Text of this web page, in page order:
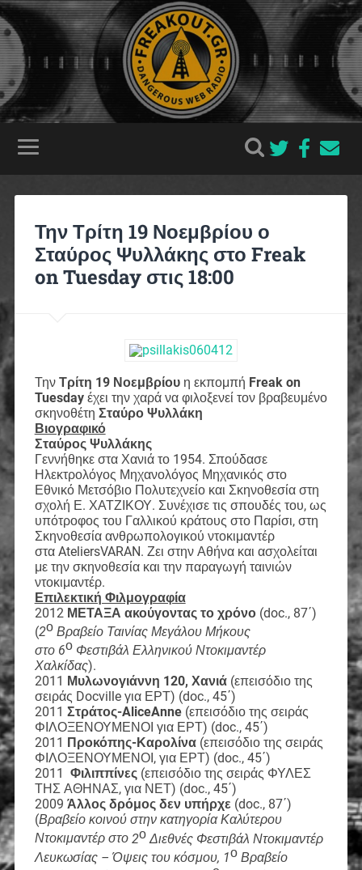
Την Τρίτη 19 Νοεμβρίου ο
Σταύρος Ψυλλάκης στο Freak
on Tuesday στις 18:00
Την Τρίτη 19 Νοεμβρίουη εκπομπή Freak on
Tuesdayέχει την χαρά να φιλοξενεί τον βραβευμένο
σκηνοθέτη Σταύρο Ψυλλάκη
Βιογραφικό
Σταύρος Ψυλλάκης
Γεννήθηκε στα Χανιά το 1954. Σπούδασε
Ηλεκτρολόγος Μηχανολόγος Μηχανικός στο
Εθνικό Μετσόβιο Πολυτεχνείο και Σκηνοθεσία στη
σχολή Ε. ΧΑΤΖΙΚΟΥ. Συνέχισε τις σπουδές του, ως
υπότροφος του Γαλλικού κράτους στο Παρίσι, στη
Σκηνοθεσία ανθρωπολογικού ντοκιμαντέρ
στα AteliersVARAN. Ζει στην Αθήνα και ασχολείται
με την σκηνοθεσία και την παραγωγή ταινιών
ντοκιμαντέρ.
Επιλεκτική Φιλμογραφία
2012 ΜΕΤΑΞΑ ακούγοντας το χρόνο(doc., 87΄)
(2οΒραβείο Ταινίας Μεγάλου Μήκους
στο 6οΦεστιβάλ Ελληνικού Ντοκιμαντέρ
Χαλκίδας).
2011 Μυλωνογιάννη 120, Χανιά(επεισόδιο της
σειράς Docville για ΕΡΤ) (doc., 45΄)
2011 Στράτος-AliceAnne(επεισόδιο της σειράς
ΦΙΛΟΞΕΝΟΥΜΕΝΟΙ για ΕΡΤ) (doc., 45΄)
2011 Προκόπης-Καρολίνα(επεισόδιο της σειράς
ΦΙΛΟΞΕΝΟΥΜΕΝΟΙ, για ΕΡΤ) (doc., 45΄)
2011
Φιλιππίνες (επεισόδιο της σειράς ΦΥΛΕΣ
ΤΗΣ ΑΘΗΝΑΣ, για ΝΕΤ) (doc., 45΄)
2009 Άλλος δρόμος δεν υπήρχε (doc., 87΄)
(Βραβείο κοινού στην κατηγορία Καλύτερου
Ντοκιμαντέρ στο 2οΔιεθνές Φεστιβάλ Ντοκιμαντέρ
Λευκωσίας – Όψεις του κόσμου, 1οΒραβείο